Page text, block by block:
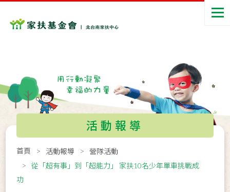
活動報導
首頁 活動報導
營隊活動
從「超有事」到「超能力」 家扶10名少年單車挑戰成
功